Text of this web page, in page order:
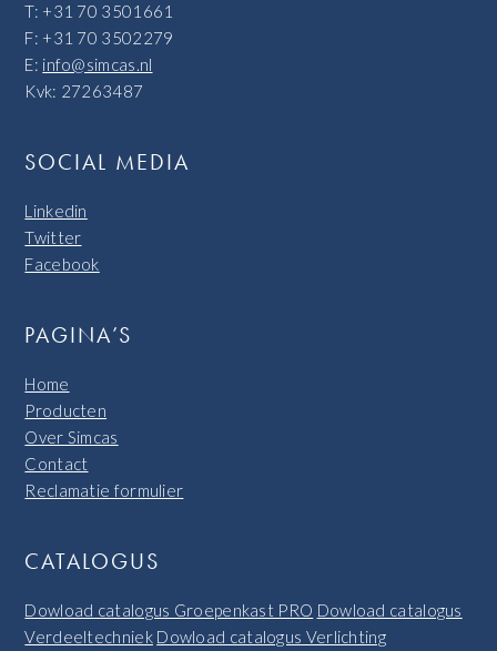
T: +31 70 3501661
F: +31 70 3502279
E: info@simcas.nl
Kvk: 27263487
SOCIAL MEDIA
Linkedin
Twitter
Facebook
PAGINA’S
Home
Producten
Over Simcas
Contact
Reclamatie formulier
CATALOGUS
Dowload catalogus Groepenkast PRO Dowload catalogus
Verdeeltechniek Dowload catalogus Verlichting